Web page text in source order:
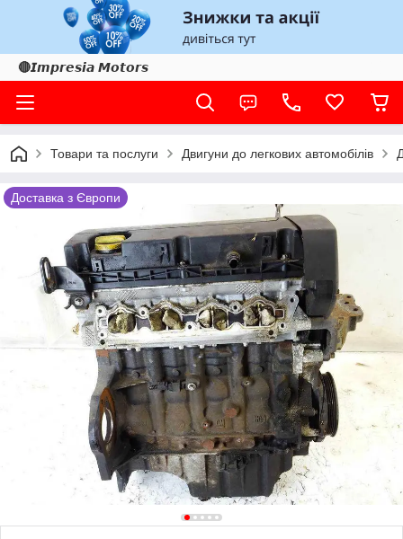
🔴𝙄𝙢𝙥𝙧𝙚𝙨𝙞𝙖 𝙈𝙤𝙩𝙤𝙧𝙨
Товари та послуги Двигуни до легкових автомобілів
Доставка з Європи